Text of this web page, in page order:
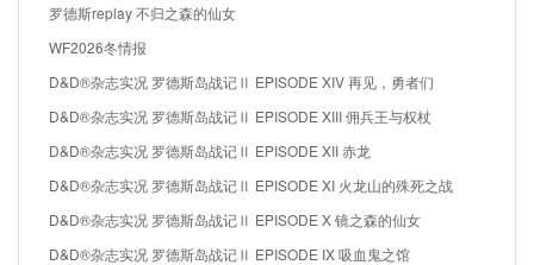
罗德斯replay 不归之森的仙女
WF2026冬情报
D&D®杂志实况 罗德斯岛战记Ⅱ EPISODE XIV 再见，勇者们
D&D®杂志实况 罗德斯岛战记Ⅱ EPISODE XIII 佣兵王与权杖
D&D®杂志实况 罗德斯岛战记Ⅱ EPISODE XII 赤龙
D&D®杂志实况 罗德斯岛战记Ⅱ EPISODE XI 火龙山的殊死之战
D&D®杂志实况 罗德斯岛战记Ⅱ EPISODE X 镜之森的仙女
D&D®杂志实况 罗德斯岛战记Ⅱ EPISODE IX 吸血鬼之馆